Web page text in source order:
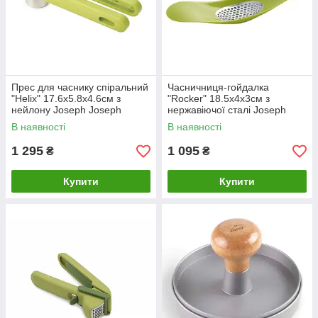
Прес для часнику спіральний
"Helix" 17.6х5.8х4.6см з
нейлону Joseph Joseph
В наявності
1 295 ₴
Купити
Часничниця-гойдалка
"Rocker" 18.5х4х3см з
нержавіючої сталі Joseph
Joseph
В наявності
1 095 ₴
Купити